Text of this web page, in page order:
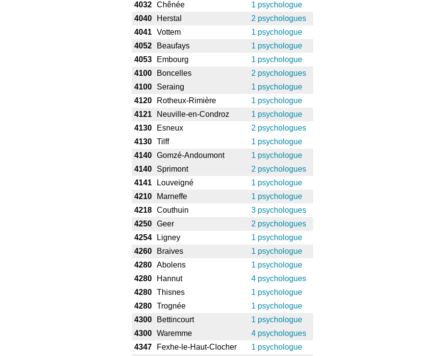
4032
Chênée
1 psychologue
4040
Herstal
2 psychologues
4041
Vottem
1 psychologue
4052
Beaufays
1 psychologue
4053
Embourg
1 psychologue
4100
Boncelles
2 psychologues
4100
Seraing
1 psychologue
4120
Rotheux-Rimière
1 psychologue
4121
Neuville-en-Condroz
1 psychologue
4130
Esneux
2 psychologues
4130
Tilff
1 psychologue
4140
Gomzé-Andoumont
1 psychologue
4140
Sprimont
2 psychologues
4141
Louveigné
1 psychologue
4210
Marneffe
1 psychologue
4218
Couthuin
3 psychologues
4250
Geer
2 psychologues
4254
Ligney
1 psychologue
4260
Braives
1 psychologue
4280
Abolens
1 psychologue
4280
Hannut
4 psychologues
4280
Thisnes
1 psychologue
4280
Trognée
1 psychologue
4300
Bettincourt
1 psychologue
4300
Waremme
4 psychologues
4347
Fexhe-le-Haut-Clocher
1 psychologue